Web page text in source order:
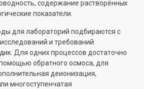
содержание растворённых
показатели.
для лабораторий подбираются с
и требований
Для одних процессов достаточно
помощью обратного осмоса, для
деионизация,
многоступенчатая